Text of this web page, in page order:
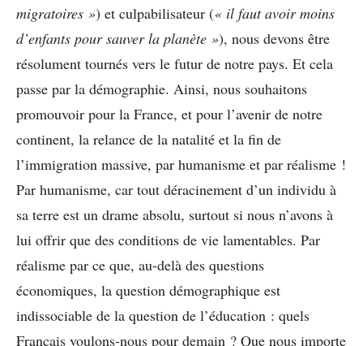
migratoires ») et culpabilisateur (« il faut avoir moins
d’enfants pour sauver la planète »), nous devons être
résolument tournés vers le futur de notre pays. Et cela
passe par la démographie. Ainsi, nous souhaitons
promouvoir pour la France, et pour l’avenir de notre
continent, la relance de la natalité et la fin de
l’immigration massive, par humanisme et par réalisme !
Par humanisme, car tout déracinement d’un individu à
sa terre est un drame absolu, surtout si nous n’avons à
lui offrir que des conditions de vie lamentables. Par
réalisme par ce que, au-delà des questions
économiques, la question démographique est
indissociable de la question de l’éducation : quels
Français voulons-nous pour demain ? Que nous importe